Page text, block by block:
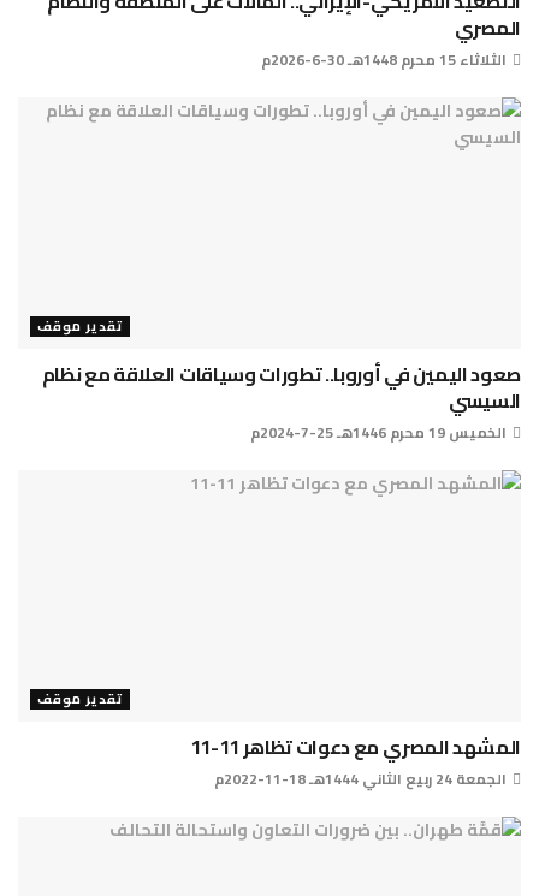
المصري
الثلاثاء 15 محرم 1448هـ 30-6-2026م
تقدير موقف
صعود اليمين في أوروبا.. تطورات وسياقات العلاقة مع نظام
السيسي
الخميس 19 محرم 1446هـ 25-7-2024م
تقدير موقف
المشهد المصري مع دعوات تظاهر 11-11
الجمعة 24 ربيع الثاني 1444هـ 18-11-2022م